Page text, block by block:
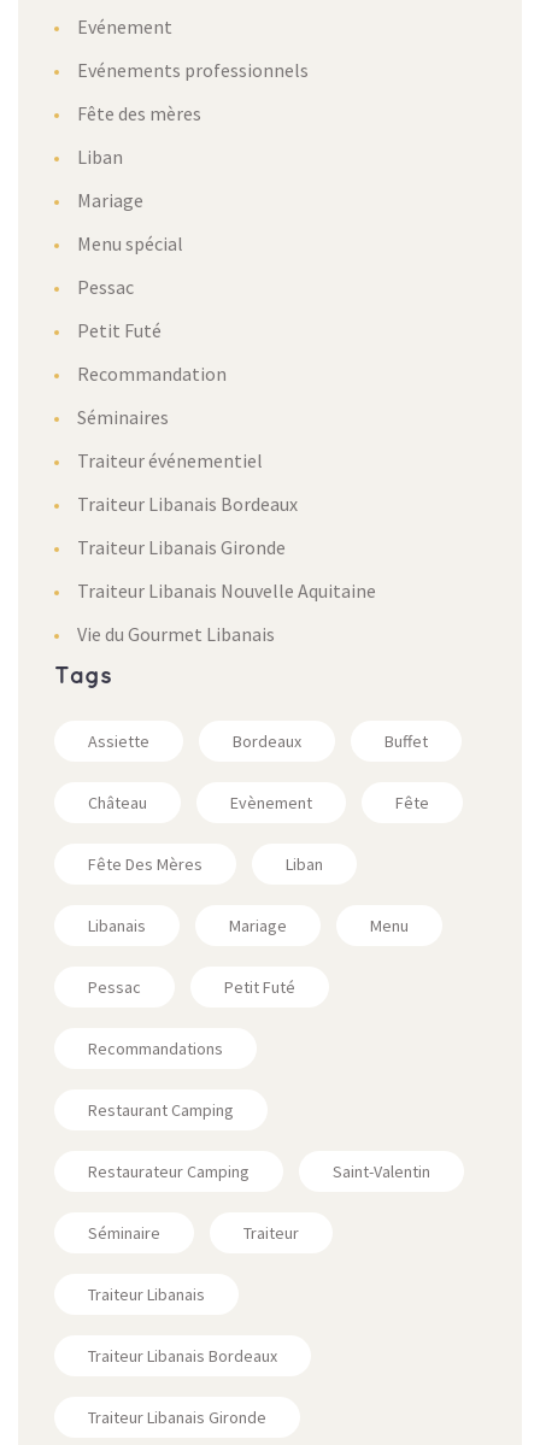
Evénement
Evénements professionnels
Fête des mères
Liban
Mariage
Menu spécial
Pessac
Petit Futé
Recommandation
Séminaires
Traiteur événementiel
Traiteur Libanais Bordeaux
Traiteur Libanais Gironde
Traiteur Libanais Nouvelle Aquitaine
Vie du Gourmet Libanais
Tags
Assiette Bordeaux Buffet
Château Evènement Fête
Fête Des Mères Liban
Libanais Mariage Menu
Pessac Petit Futé
Recommandations
Restaurant Camping
Restaurateur Camping Saint-Valentin
Séminaire Traiteur
Traiteur Libanais
Traiteur Libanais Bordeaux
Traiteur Libanais Gironde